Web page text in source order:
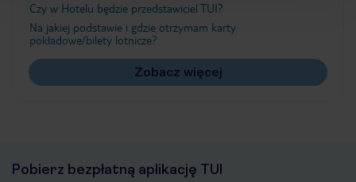
Czy w Hotelu będzie przedstawiciel TUI?
Na jakiej podstawie i gdzie otrzymam karty
pokładowe/bilety lotnicze?
Zobacz więcej
Pobierz bezpłatną aplikację TUI